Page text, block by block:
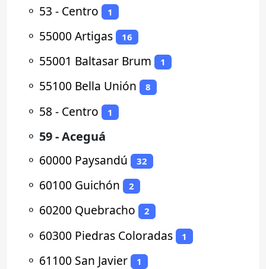
⚬ 53 - Centro 1
⚬ 55000 Artigas 16
⚬ 55001 Baltasar Brum 1
⚬ 55100 Bella Unión 8
⚬ 58 - Centro 1
⚬ 59 - Aceguá
⚬ 60000 Paysandú 32
⚬ 60100 Guichón 2
⚬ 60200 Quebracho 2
⚬ 60300 Piedras Coloradas 1
⚬ 61100 San Javier 1